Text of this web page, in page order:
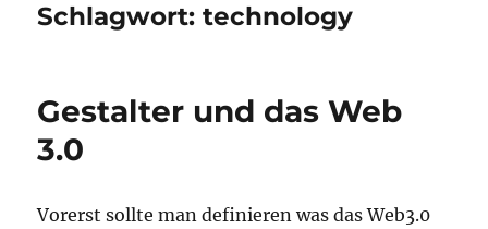
Schlagwort:technology
Gestalter und das Web
3.0
Vorerst sollte man definieren was das Web3.0